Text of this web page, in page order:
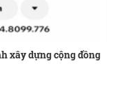
xây dựng cộng đồng